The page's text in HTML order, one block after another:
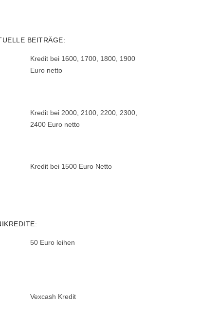
BEITRÄGE:
Kredit bei 1600, 1700, 1800, 1900
Euro netto
Kredit bei 2000, 2100, 2200, 2300,
2400 Euro netto
Kredit bei 1500 Euro Netto
50 Euro leihen
Vexcash Kredit